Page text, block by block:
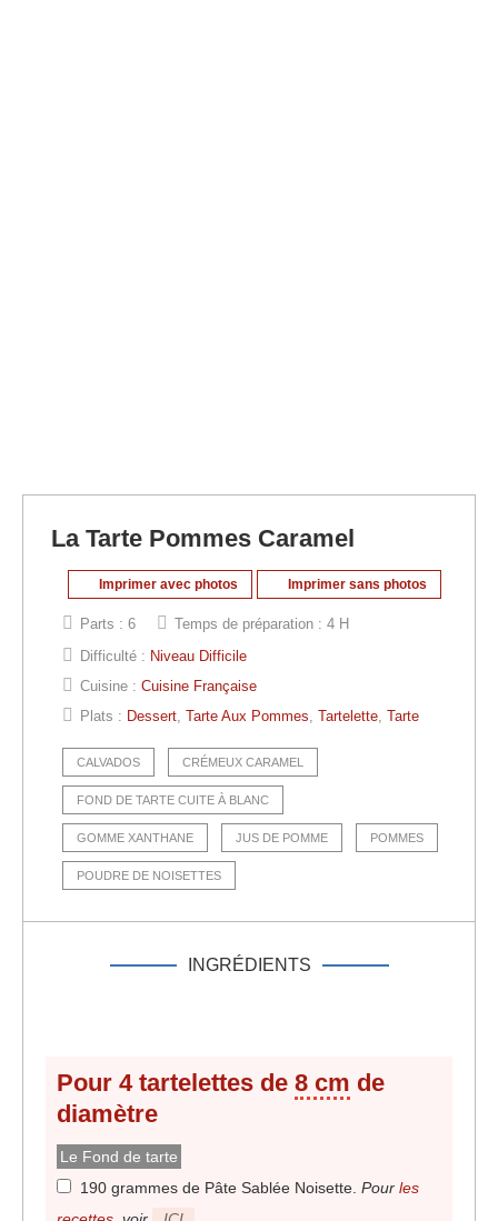
La Tarte Pommes Caramel
Imprimer avec photos Imprimer sans photos
Parts : 6 Temps de préparation : 4 H
Difficulté : Niveau Difficile
Cuisine : Cuisine Française
Plats : Dessert, Tarte Aux Pommes, Tartelette, Tarte
CALVADOS CRÉMEUX CARAMEL
FOND DE TARTE CUITE À BLANC
GOMME XANTHANE JUS DE POMME POMMES
POUDRE DE NOISETTES
INGRÉDIENTS
Pour 4 tartelettes de 8 cm de
diamètre
Le Fond de tarte
190 grammes de Pâte Sablée Noisette. Pour les